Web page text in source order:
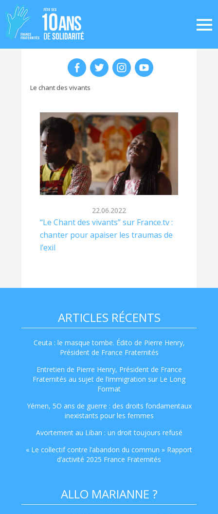
Le chant des vivants
22.06.2022
“Le Chant des vivants” sur France.tv :
chanter pour apaiser les traumas de
l’exil
ARTICLES RÉCENTS
Ceuta : le masque tombe. Édito de Pierre Henry,
Président de France Fraternités
Entretien de Pierre Henry, Président de France
Fraternités au sujet de l’immigration sur Le Long
Format
Yémen, 5O ans de guerre : des droits fondamentaux
inexistants pour les femmes
Avortement au Liban : un droit toujours refusé
« Le collectif contre l’abandon du commun » Rapport
d’activité 2025 France Fraternités
ALLO MARIANNE ?